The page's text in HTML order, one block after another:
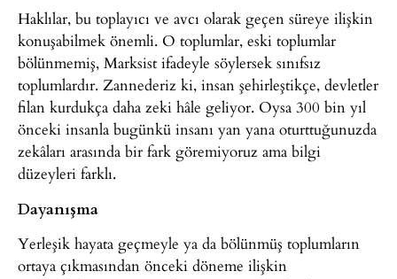
Haklılar, bu toplayıcı ve avcı olarak geçen süreye ilişkin
konuşabilmek önemli. O toplumlar, eski toplumlar
bölünmemiş, Marksist ifadeyle söylersek sınıfsız
toplumlardır. Zannederiz ki, insan şehirleştikçe, devletler
filan kurdukça daha zeki hâle geliyor. Oysa 300 bin yıl
önceki insanla bugünkü insanı yan yana oturttuğunuzda
zekâları arasında bir fark göremiyoruz ama bilgi
düzeyleri farklı.
Dayanışma
Yerleşik hayata geçmeyle ya da bölünmüş toplumların
ortaya çıkmasından önceki döneme ilişkin